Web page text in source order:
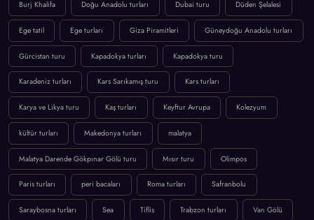
Burj Khalifa Doğu Anadolu turları Dubai turu Düden Şelalesi
Ege tatil Ege turları Giza Piramitleri Güneydoğu Anadolu turları
Gürcistan turu Kapadokya turları Kapadokya turu
Karadeniz turları Kars Sarıkamış turu Kars turları
Karya ve Likya turu Kaş turları Keyftur Avrupa Kolezyum
kültür turları Makedonya turları malatya
Malatya Darende Gökpınar Gölü turu Mısır turu Olimpos
Paris turları peri bacaları Roma turları Safranbolu
Saraybosna turları Sea Tiflis Trabzon turları Van Gölü